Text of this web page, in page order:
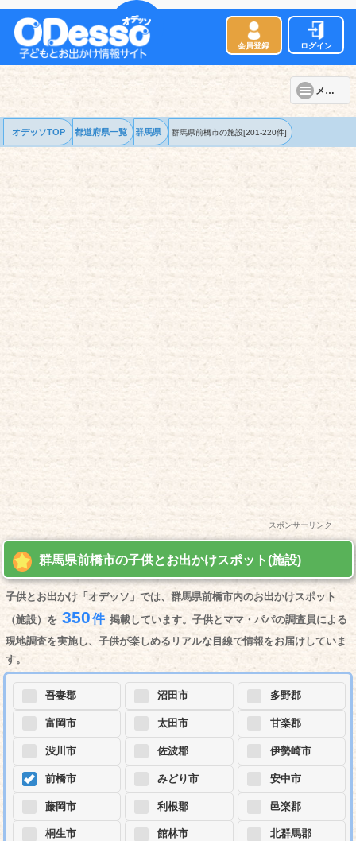
会員登録 ログイン
メニュー
オデッソTOP 都道府県一覧 群馬県 群馬県前橋市の施設[201-220件]
スポンサーリンク
群馬県前橋市の子供とお出かけスポット(施設)
子供とお出かけ「オデッソ」では、群馬県前橋市内のお出かけスポット
（施設）を 350件 掲載しています。子供とママ・パパの調査員による
現地調査を実施し、子供が楽しめるリアルな目線で情報をお届けしていま
す。
吾妻郡
富岡市
渋川市
前橋市
藤岡市
桐生市
沼田市
太田市
佐波郡
みどり市
利根郡
館林市
多野郡
甘楽郡
伊勢崎市
安中市
邑楽郡
北群馬郡